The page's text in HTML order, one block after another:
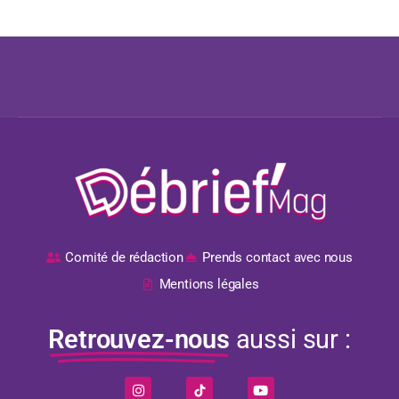
Comité de rédaction
Prends contact avec nous
Mentions légales
Retrouvez-nous aussi sur :